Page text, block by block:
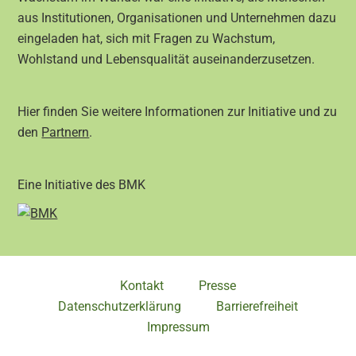
aus Institutionen, Organisationen und Unternehmen dazu
eingeladen hat, sich mit Fragen zu Wachstum,
Wohlstand und Lebensqualität auseinanderzusetzen.
Hier finden Sie weitere Informationen zur Initiative und zu
den Partnern.
Eine Initiative des BMK
Kontakt
Presse
Datenschutzerklärung
Barrierefreiheit
Impressum